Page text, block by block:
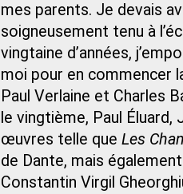
mes parents. Je devais
soigneusement tenu à
vingtaine d’années,
moi pour en commencer
Paul Verlaine et Charles
le vingtième, Paul
œuvres telle que Les
de Dante, mais
Constantin Virgil